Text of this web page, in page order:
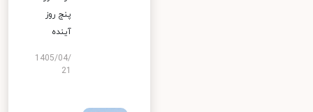
پنج روز
آینده
1405/04/